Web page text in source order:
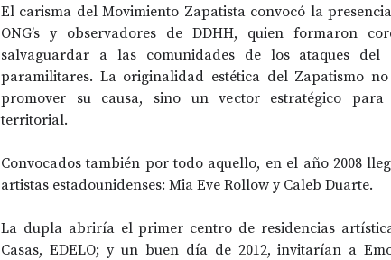
El carisma del Movimiento Zapatista convocó la
ONG’s y observadores de DDHH, quien formaron
salvaguardar a las comunidades de los ataques
paramilitares. La originalidad estética del Zapatismo
promover su causa, sino un vector estratégico
territorial.
Convocados también por todo aquello, en el año 2008
artistas estadounidenses: Mia Eve Rollow y Caleb Duarte.
La dupla abriría el primer centro de residencias
Casas, EDELO; y un buen día de 2012, invitarían a